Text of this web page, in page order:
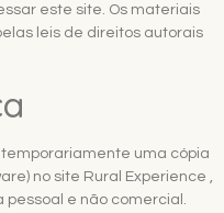
este site. Os materiais
leis de direitos autorais
uma cópia
no site Rural Experience ,
pessoal e não comercial.